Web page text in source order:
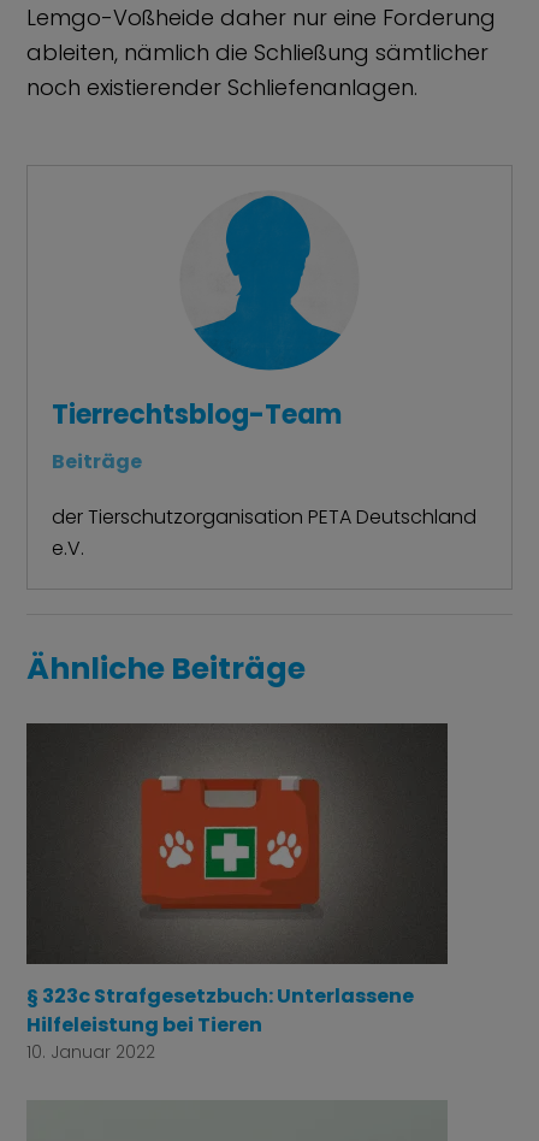
Lemgo-Voßheide daher nur eine Forderung
ableiten, nämlich die Schließung sämtlicher
noch existierender Schliefenanlagen.
Tierrechtsblog-Team
Beiträge
der Tierschutzorganisation PETA Deutschland
e.V.
Ähnliche Beiträge
§ 323c Strafgesetzbuch: Unterlassene
Hilfeleistung bei Tieren
10. Januar 2022